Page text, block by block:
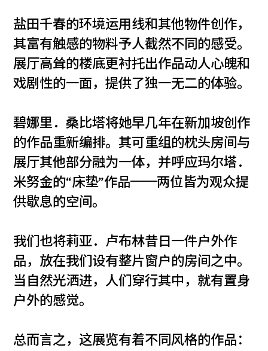
盐田千春的环境运用线和其他物件创作，
其富有触感的物料予人截然不同的感受。
展厅高耸的楼底更衬托出作品动人心魄和
戏剧性的一面，提供了独一无二的体验。
碧娜里．桑比塔将她早几年在新加坡创作
的作品重新编排。其可重组的枕头房间与
展厅其他部分融为一体，并呼应玛尔塔．
米努金的“床垫”作品──两位皆为观众提
供歇息的空间。
我们也将莉亚．卢布林昔日一件户外作
品，放在我们设有整片窗户的房间之中。
当自然光洒进，人们穿行其中，就有置身
户外的感觉。
总而言之，这展览有着不同风格的作品：